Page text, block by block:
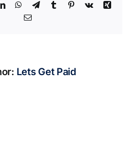
LinkedInWhatsApp
TelegramTumblr Pinterest
Vk
Xing
Email
Lets Get Paid